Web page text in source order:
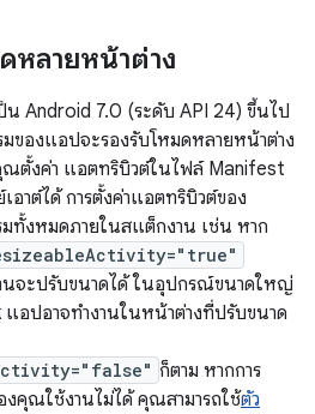
หลายหน้าต่าง
Android 7.0 (ระดับ API 24) ขึ้นไป
ของแอปจะรองรับโหมดหลายหน้าต่าง
ณตั้งค่า แอตทริบิวต์ในไฟล์ Manifest
อาต์ได้ การตั้งค่าแอตทริบิวต์ของ
ทั้งหมดภายในสแต็กงาน เช่น หาก
จะปรับขนาดได้ ในอุปกรณ์ขนาดใหญ่
อปอาจทำงานในหน้าต่างที่ปรับขนาด
ก็ตาม หากการ
คุณใช้งานไม่ได้ คุณสามารถใช้ตัว